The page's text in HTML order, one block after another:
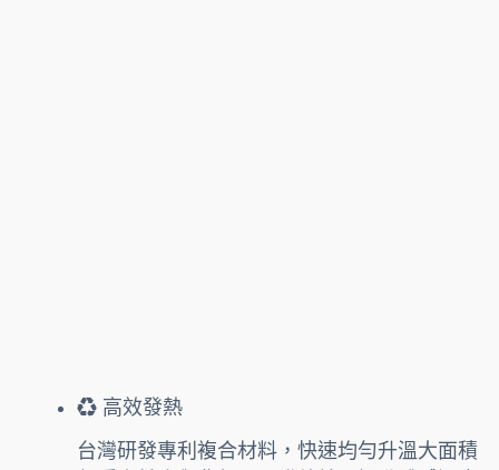
♻️ 高效發熱
台灣研發專利複合材料，快速均勻升溫大面積